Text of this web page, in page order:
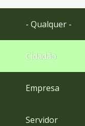
Ir
rodapé
- Qualquer -
Cidadão
Empresa
Servidor